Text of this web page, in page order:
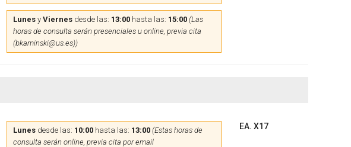
Lunesy Viernesdesde las: 13:00hasta las: 15:00 (Las
horas de consulta serán presenciales u online, previa cita
(bkaminski@us.es))
Lunesdesde las: 10:00hasta las: 13:00 (Estas horas de
consulta serán online, previa cita por email
EA. X17